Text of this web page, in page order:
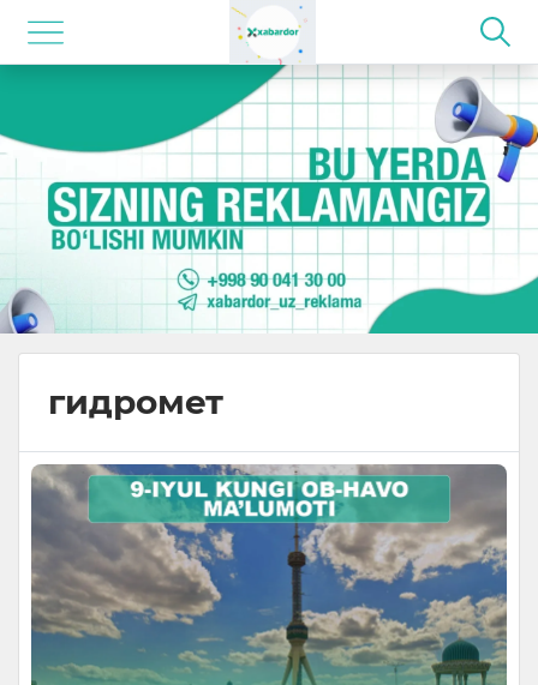
гидромет